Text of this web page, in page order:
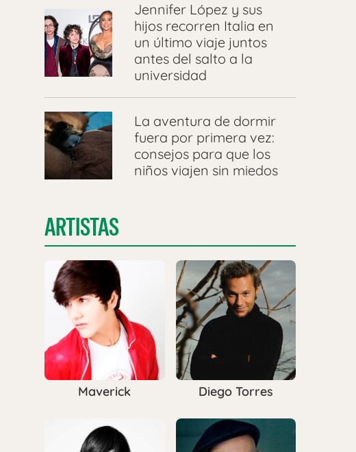
Jennifer López y sus
hijos recorren Italia en
un último viaje juntos
antes del salto a la
universidad
La aventura de dormir
fuera por primera vez:
consejos para que los
niños viajen sin miedos
ARTISTAS
Maverick Diego Torres